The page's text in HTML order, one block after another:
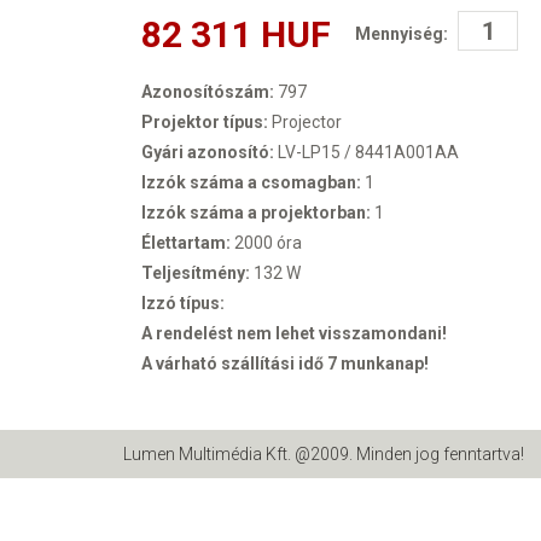
82 311 HUF Mennyiség:
Azonosítószám: 797
Projektor típus: Projector
Gyári azonosító: LV-LP15 / 8441A001AA
Izzók száma a csomagban: 1
Izzók száma a projektorban: 1
Élettartam: 2000 óra
Teljesítmény: 132 W
Izzó típus:
A rendelést nem lehet visszamondani!
A várható szállítási idő 7 munkanap!
Lumen Multimédia Kft. @2009. Minden jog fenntartva!